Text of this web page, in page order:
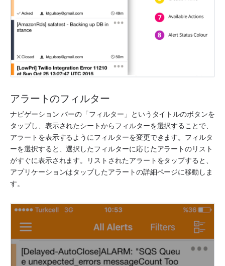
アラートのフィルター
ナビゲーション バーの「フィルター」というタイトルのボタンを
タップし、表示されたシートからフィルターを選択することで、
アラートを表示するようにフィルターを変更できます。フィルタ
ーを選択すると、選択したフィルターに応じたアラートのリスト
がすぐに表示されます。リストされたアラートをタップすると、
アプリケーションはタップしたアラートの詳細ページに移動しま
す。